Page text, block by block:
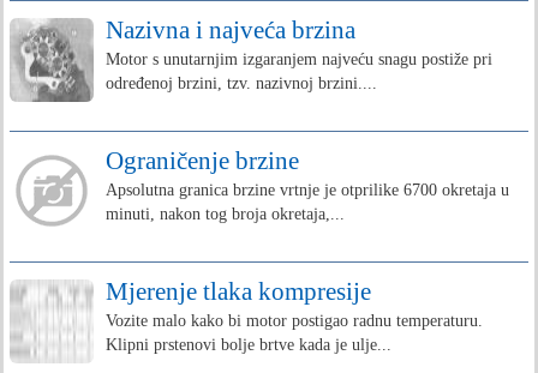
Nazivna i najveća brzina
Motor s unutarnjim izgaranjem najveću snagu postiže pri
određenoj brzini, tzv. nazivnoj brzini....
Ograničenje brzine
Apsolutna granica brzine vrtnje je otprilike 6700 okretaja u
minuti, nakon tog broja okretaja,...
Mjerenje tlaka kompresije
Vozite malo kako bi motor postigao radnu temperaturu.
Klipni prstenovi bolje brtve kada je ulje...